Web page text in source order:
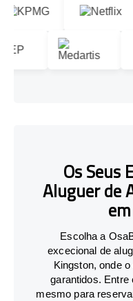
Os Seus
Aluguer de
Escolha a
excecional de
Kingston, onde
garantidos. Entre
mesmo para